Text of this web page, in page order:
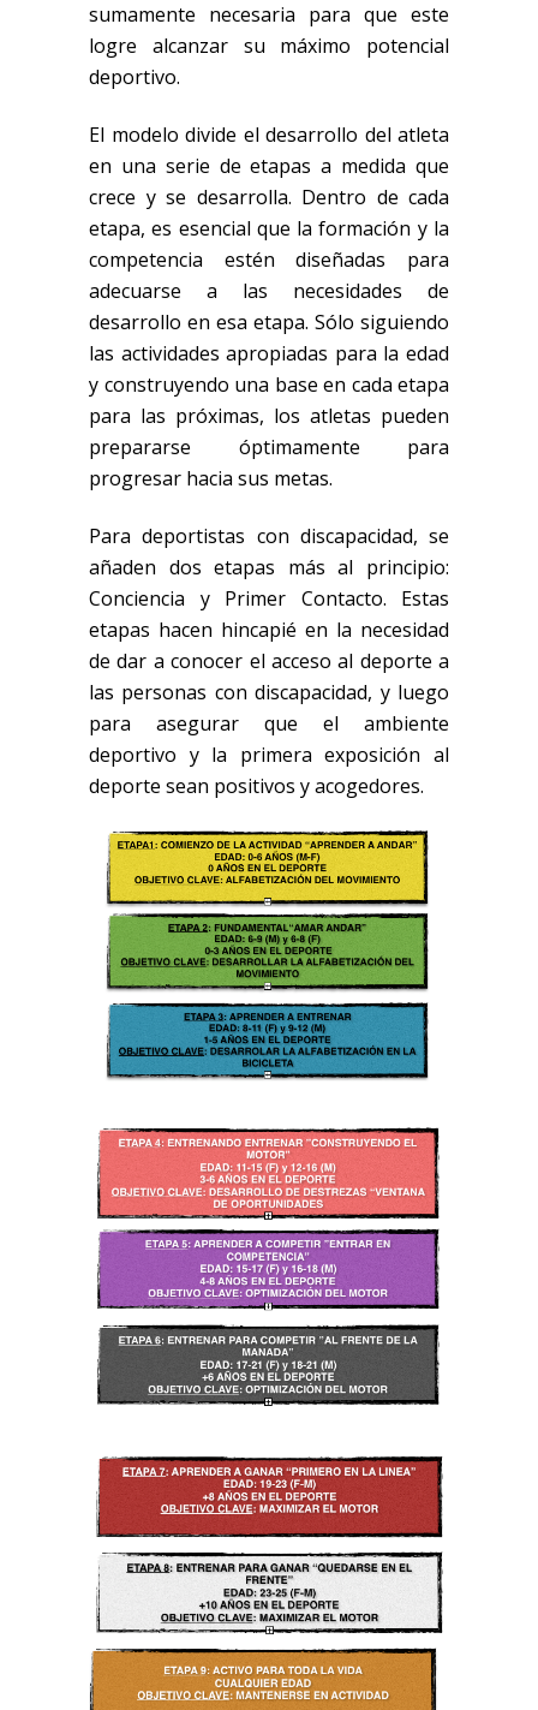
sumamente necesaria para que este
logre alcanzar su máximo potencial
deportivo.
El modelo divide el desarrollo del atleta
en una serie de etapas a medida que
crece y se desarrolla. Dentro de cada
etapa, es esencial que la formación y la
competencia estén diseñadas para
adecuarse a las necesidades de
desarrollo en esa etapa. Sólo siguiendo
las actividades apropiadas para la edad
y construyendo una base en cada etapa
para las próximas, los atletas pueden
prepararse óptimamente para
progresar hacia sus metas.
Para deportistas con discapacidad, se
añaden dos etapas más al principio:
Conciencia y Primer Contacto. Estas
etapas hacen hincapié en la necesidad
de dar a conocer el acceso al deporte a
las personas con discapacidad, y luego
para asegurar que el ambiente
deportivo y la primera exposición al
deporte sean positivos y acogedores.